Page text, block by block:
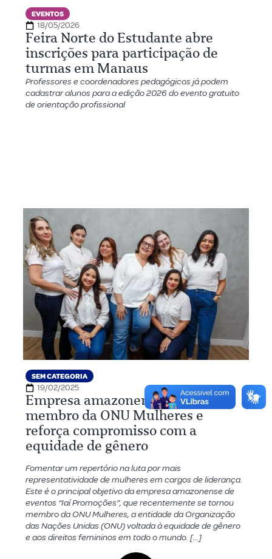
EVENTOS
18/05/2026
Feira Norte do Estudante abre
inscrições para participação de
turmas em Manaus
Professores e coordenadores pedagógicos já podem
cadastrar alunos para a edição 2026 do evento gratuito
de orientação profissional
SEM CATEGORIA
19/02/2025
Empresa amazonense se torna
membro da ONU Mulheres e
reforça compromisso com a
equidade de gênero
Fomentar um repertório na luta por mais
representatividade de mulheres em cargos de liderança.
Este é o principal objetivo da empresa amazonense de
eventos “Iaí Promoções”, que recentemente se tornou
membro da ONU Mulheres, a entidade da Organização
das Nações Unidas (ONU) voltada à equidade de gênero
e aos direitos femininos em todo o mundo. […]